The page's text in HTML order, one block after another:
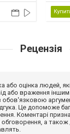
Рецензія
або оцінка людей,
або враження
обов'язковою
Це допоможе
Коментарі
обговорення, а